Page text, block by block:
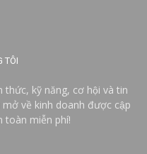
TÔI
thức, kỹ năng, cơ hội và tin
về kinh doanh được cập
toàn miễn phí!